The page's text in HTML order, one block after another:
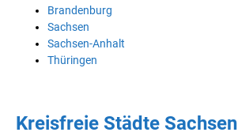
Brandenburg
Sachsen
Sachsen-Anhalt
Thüringen
Kreisfreie Städte Sachsen